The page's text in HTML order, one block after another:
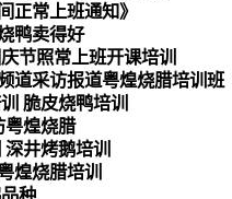
正常上班通知》
鸭卖得好
节照常上班开课培训
道采访报道粤煌烧腊培训班
脆皮烧鸭培训
粤煌烧腊
井烤鹅培训
煌烧腊培训